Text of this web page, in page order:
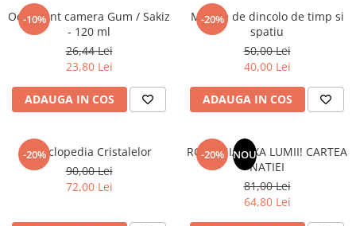
Limbi Straine
Povesti
Povesti ilustrate
Realitatea Augmentata
ScienceConnection
-10%
Odorizant camera Gum / Sakiz
- 120 ml
26,44 Lei
23,80 Lei
ADAUGA IN COS
-20%
Mesaje de dincolo de timp si
spatiu
50,00 Lei
40,00 Lei
ADAUGA IN COS
-20%
Enciclopedia Cristalelor
90,00 Lei
72,00 Lei
-20% NOU
ROMANIA, AXA LUMII! CARTEA
NATIEI
81,00 Lei
64,80 Lei